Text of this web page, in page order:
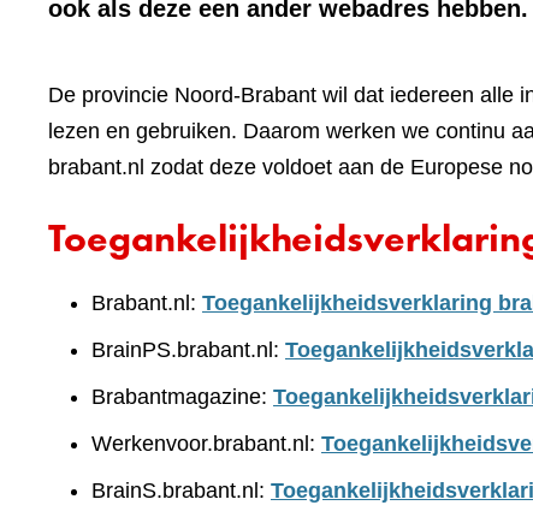
ook als deze een ander webadres hebben.
De provincie Noord-Brabant wil dat iedereen alle
lezen en gebruiken. Daarom werken we continu
brabant.nl zodat deze voldoet aan de Europese
Brabant.nl: Toegankelijkheidsverklaring
BrainPS.brabant.nl:
Brabantmagazine:
Werkenvoor.brabant.nl:
BrainS.brabant.nl: